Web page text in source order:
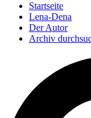
Startseite
Lena-Dena
Der Autor
Archiv